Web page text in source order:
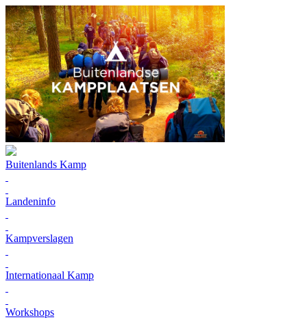
Buitenlands Kamp
Landeninfo
Kampverslagen
Internationaal Kamp
Workshops